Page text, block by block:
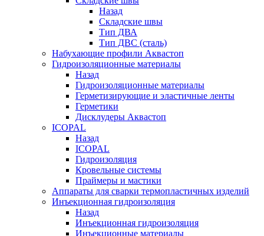
Назад
Складские швы
Тип ДВА
Тип ДВС (сталь)
Набухающие профили Аквастоп
Гидроизоляционные материалы
Назад
Гидроизоляционные материалы
Герметизирующие и эластичные ленты
Герметики
Дисклудеры Аквастоп
ICOPAL
Назад
ICOPAL
Гидроизоляция
Кровельные системы
Праймеры и мастики
Аппараты для сварки термопластичных изделий
Инъекционная гидроизоляция
Назад
Инъекционная гидроизоляция
Инъекционные материалы